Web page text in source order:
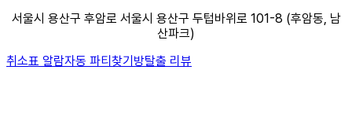
서울시 용산구 후암로 서울시 용산구 두텁바위로 101-8 (후암동, 남
산파크)
취소표 알람자동 파티찾기 방탈출 리뷰